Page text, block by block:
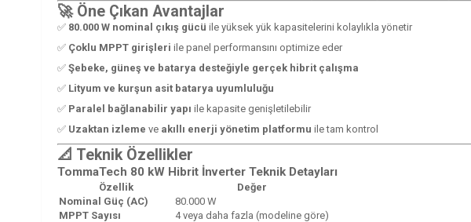
🚀 Öne Çıkan Avantajlar
✅ 80.000 W nominal çıkış gücü ile yüksek yük kapasitelerini kolaylıkla yönetir
✅ Çoklu MPPT girişleri ile panel performansını optimize eder
✅ Şebeke, güneş ve batarya desteğiyle gerçek hibrit çalışma
✅ Lityum ve kurşun asit batarya uyumluluğu
✅ Paralel bağlanabilir yapı ile kapasite genişletilebilir
✅ Uzaktan izleme ve akıllı enerji yönetim platformu ile tam kontrol
📐 Teknik Özellikler
TommaTech 80 kW Hibrit İnverter Teknik Detayları
Özellik
Değer
Nominal Güç (AC)
80.000 W
MPPT Sayısı
4 veya daha fazla (modeline göre)